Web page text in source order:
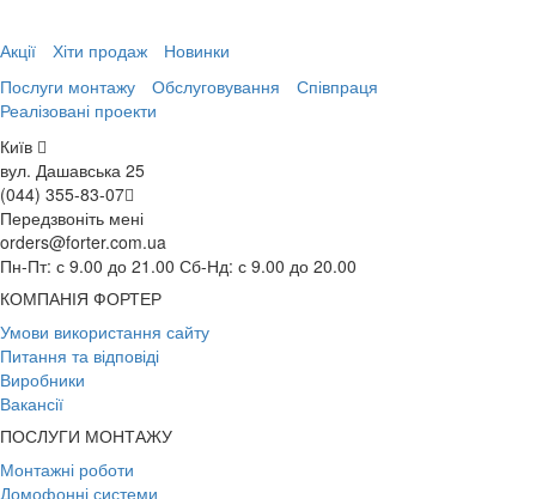
Акції Хіти продаж
Новинки
Послуги монтажу
Обслуговування
Співпраця
Реалізовані проекти
Київ
вул. Дашавська 25
(044) 355-83-07
Передзвоніть мені
orders@forter.com.ua
Пн-Пт: с 9.00 до 21.00 Сб-Нд: с 9.00 до 20.00
КОМПАНІЯ ФОРТЕР
Умови використання сайту
Питання та відповіді
Виробники
Вакансії
ПОСЛУГИ МОНТАЖУ
Монтажні роботи
Домофонні системи